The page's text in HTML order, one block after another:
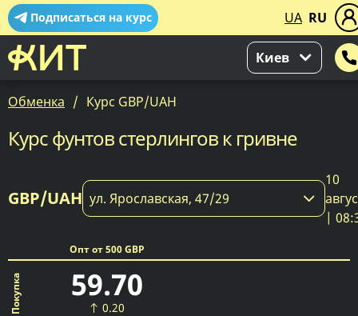
Подписаться на курс UA RU
Киев
Обменка Курс GBP/UAH
Курс фунтов стерлингов к гривне
GBP/UAH ул. Ярославская, 47/29
10
|
Опт от 500 GBP
59.70
0.20